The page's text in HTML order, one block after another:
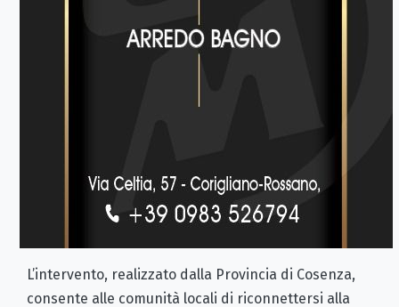
L’intervento, realizzato dalla Provincia di Cosenza,
consente alle comunità locali di riconnettersi alla